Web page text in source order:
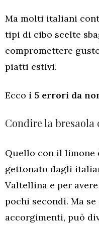
Ma molti italiani
tipi di cibo scelte
compromettere
piatti estivi.
Ecco i 5 errori da
Condire la
Quello con il limone
gettonato dagli
Valtellina e per
pochi secondi. Ma
accorgimenti, può